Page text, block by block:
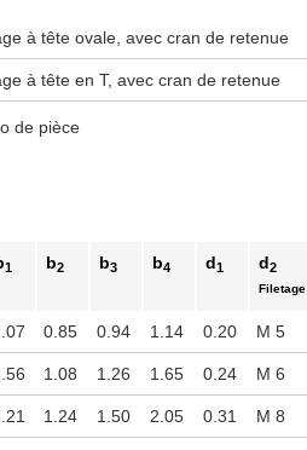
à tête ovale, avec cran de retenue
à tête en T, avec cran de retenue
de pièce
1 b2 b3 b4 d1 d2
Filetage
0.85 0.94 1.14 0.20 M 5
1.08 1.26 1.65 0.24 M 6
1.24 1.50 2.05 0.31 M 8